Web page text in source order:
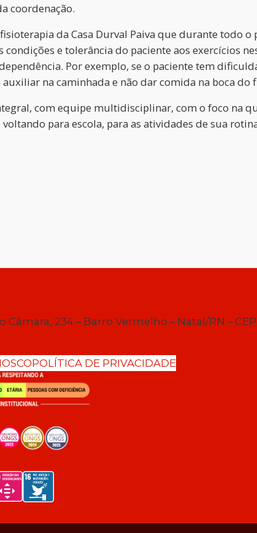
coordenação.
da Casa Durval Paiva que durante todo
e tolerância do paciente aos exercícios
Por exemplo, se o paciente tem
na caminhada e não dar comida na boca do
com equipe multidisciplinar, com o foco na
para escola, para as atividades de sua
234 – Barro Vermelho – Natal/RN – CEP
POLÍTICA DE PRIVACIDADE